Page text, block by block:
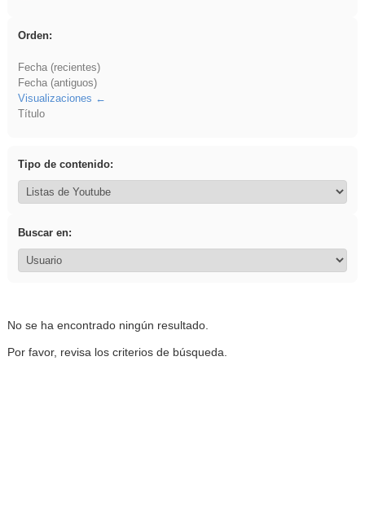
Orden:
Fecha (recientes)
Fecha (antiguos)
Visualizaciones
Título
Tipo de contenido:
Buscar en:
No se ha encontrado ningún resultado.
Por favor, revisa los criterios de búsqueda.